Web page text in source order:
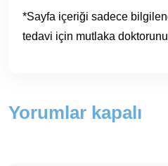
*Sayfa içeriği sadece
tedavi için mutlaka
Yorumlar kapalı